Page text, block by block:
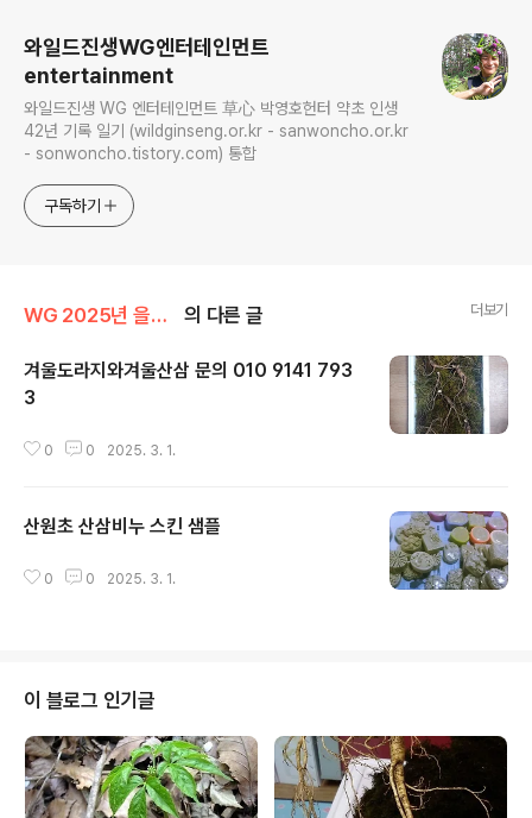
와일드진생WG엔터테인먼트
entertainment
와일드진생 WG 엔터테인먼트 草心 박영호헌터 약초 인생
42년 기록 일기 (wildginseng.or.kr - sanwoncho.or.kr
- sonwoncho.tistory.com) 통합
구독하기
WG 2025년 을사년 기록 의 다른 글 더보기
겨울도라지와겨울산삼 문의 010 9141 793
3
0 0 2025. 3. 1.
산원초 산삼비누 스킨 샘플
0 0 2025. 3. 1.
이 블로그 인기글